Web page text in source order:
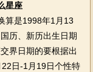
星座
是1998年1月13
历、新历出生日期
界日期的要根据出
日-1月19日个性特